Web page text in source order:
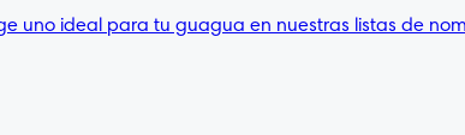
uno ideal para tu guagua en nuestras listas de